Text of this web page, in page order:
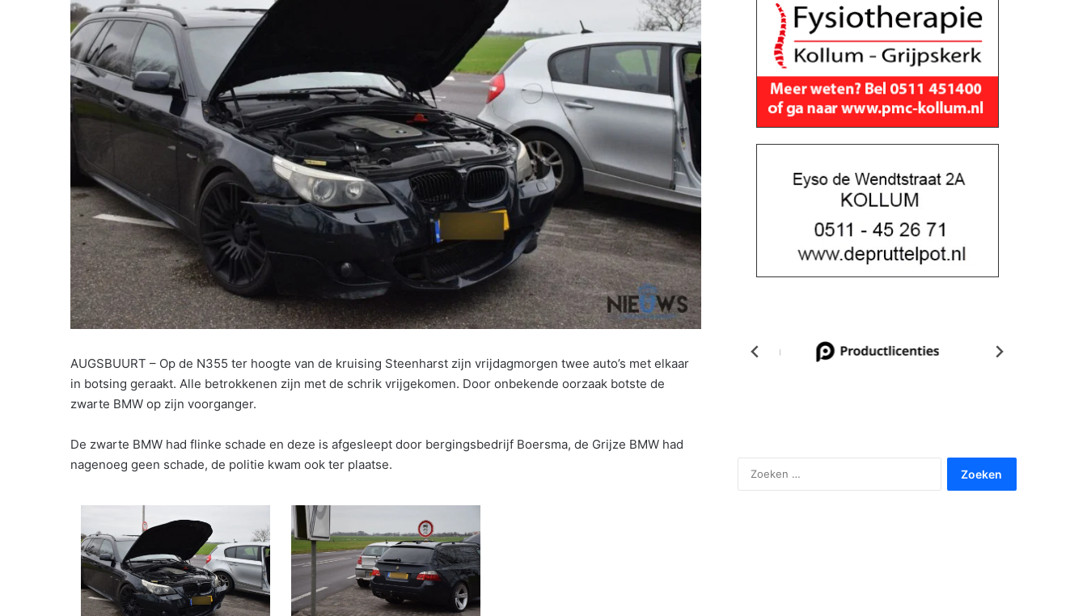
AUGSBUURT – Op de N355 ter hoogte van de kruising Steenharst zijn vrijdagmorgen twee auto’s met elkaar
in botsing geraakt. Alle betrokkenen zijn met de schrik vrijgekomen. Door onbekende oorzaak botste de
zwarte BMW op zijn voorganger.
De zwarte BMW had flinke schade en deze is afgesleept door bergingsbedrijf Boersma, de Grijze BMW had
nagenoeg geen schade, de politie kwam ook ter plaatse.
naar: